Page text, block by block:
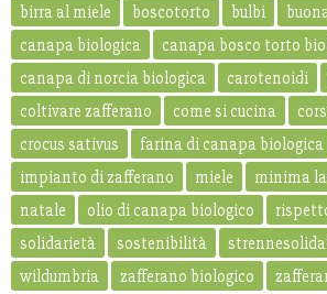
birra al miele
boscotorto bulbi
canapa biologica
canapa bosco torto
canapa di norcia biologica
carotenoidi
coltivare zafferano
come si cucina
crocus sativus
farina di canapa biologica
impianto di zafferano
miele
minima
natale
olio di canapa biologico
solidarietà
sostenibilità
wildumbria
zafferano biologico